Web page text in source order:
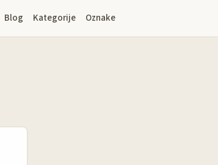
Blog Kategorije Oznake